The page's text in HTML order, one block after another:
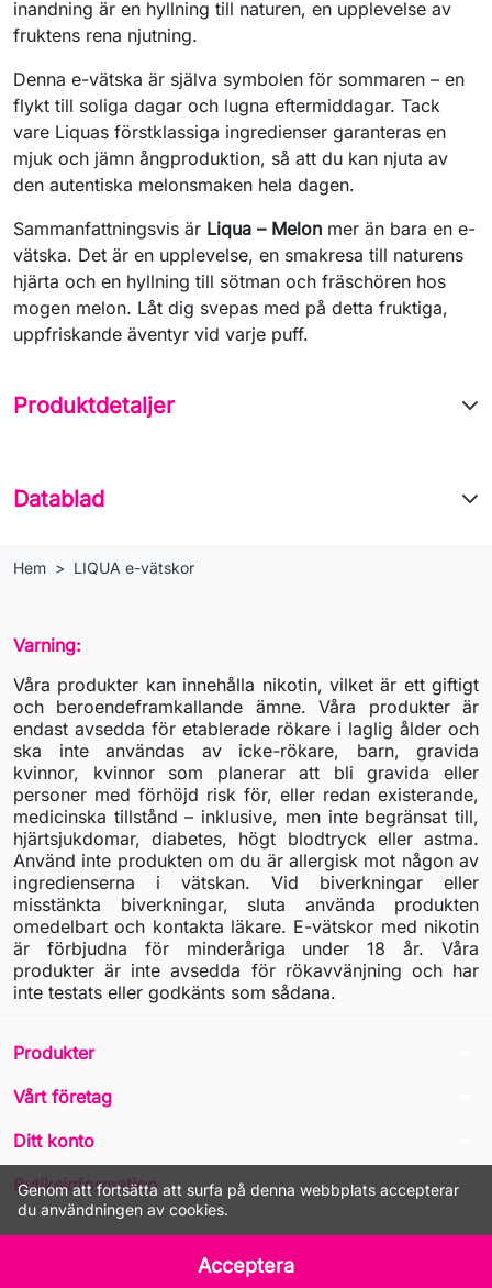
Genom att fortsätta att surfa på denna webbplats accepterar
du användningen av cookies.
Acceptera
inandning är en hyllning till naturen, en upplevelse av
fruktens rena njutning.
Denna e-vätska är själva symbolen för sommaren – en
flykt till soliga dagar och lugna eftermiddagar. Tack
vare Liquas förstklassiga ingredienser garanteras en
mjuk och jämn ångproduktion, så att du kan njuta av
den autentiska melonsmaken hela dagen.
Sammanfattningsvis är Liqua – Melon mer än bara en e-
vätska. Det är en upplevelse, en smakresa till naturens
hjärta och en hyllning till sötman och fräschören hos
mogen melon. Låt dig svepas med på detta fruktiga,
uppfriskande äventyr vid varje puff.
Produktdetaljer
Datablad
Hem LIQUA e-vätskor
Varning:
Våra produkter kan innehålla nikotin, vilket är ett giftigt
och beroendeframkallande ämne. Våra produkter är
endast avsedda för etablerade rökare i laglig ålder och
ska inte användas av icke-rökare, barn, gravida
kvinnor, kvinnor som planerar att bli gravida eller
personer med förhöjd risk för, eller redan existerande,
medicinska tillstånd – inklusive, men inte begränsat till,
hjärtsjukdomar, diabetes, högt blodtryck eller astma.
Använd inte produkten om du är allergisk mot någon av
ingredienserna i vätskan. Vid biverkningar eller
misstänkta biverkningar, sluta använda produkten
omedelbart och kontakta läkare. E-vätskor med nikotin
är förbjudna för minderåriga under 18 år. Våra
produkter är inte avsedda för rökavvänjning och har
inte testats eller godkänts som sådana.
Produkter
Vårt företag
Ditt konto
Butiksinformation arrow_drop_down
© 2026 - LIQUA Online™